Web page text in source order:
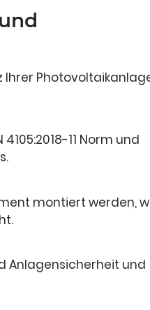
Ihrer
11 Norm und
montiert werden,
Anlagensicherheit und